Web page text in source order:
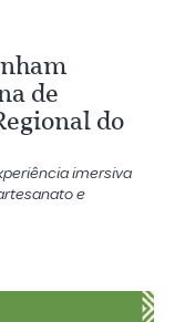
de
do
imersiva
e